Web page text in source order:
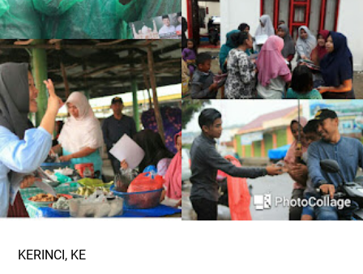
KERINCI, KE